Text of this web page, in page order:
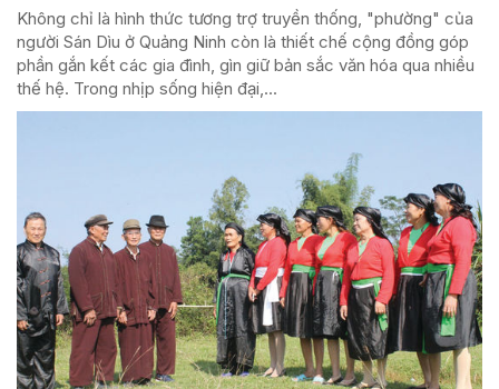
Không chỉ là hình thức tương trợ truyền thống, "phường" của
người Sán Dìu ở Quảng Ninh còn là thiết chế cộng đồng góp
phần gắn kết các gia đình, gìn giữ bản sắc văn hóa qua nhiều
thế hệ. Trong nhịp sống hiện đại,...